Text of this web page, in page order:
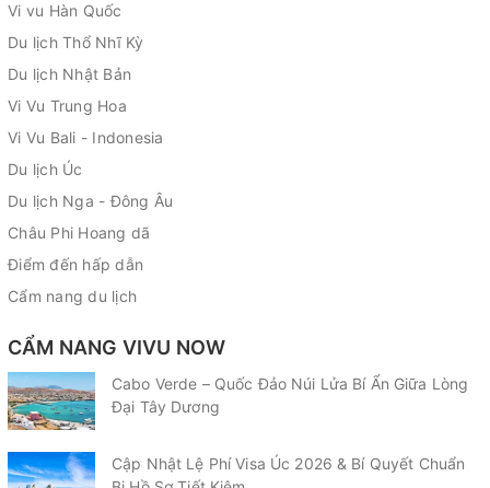
Vi vu Hàn Quốc
Du lịch Thổ Nhĩ Kỳ
Du lịch Nhật Bản
Vi Vu Trung Hoa
Vi Vu Bali - Indonesia
Du lịch Úc
Du lịch Nga - Đông Âu
Châu Phi Hoang dã
Điểm đến hấp dẫn
Cẩm nang du lịch
CẨM NANG VIVU NOW
Cabo Verde – Quốc Đảo Núi Lửa Bí Ẩn Giữa Lòng
Đại Tây Dương
Cập Nhật Lệ Phí Visa Úc 2026 & Bí Quyết Chuẩn